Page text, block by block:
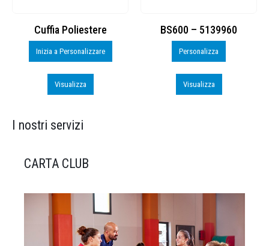
Cuffia Poliestere
Inizia a Personalizzare
Visualizza
BS600 – 5139960
Personalizza
Visualizza
I nostri servizi
CARTA CLUB